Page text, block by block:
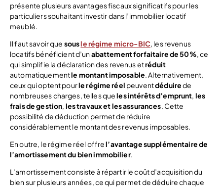
présente plusieurs avantages fiscaux significatifs pour les
particuliers souhaitant investir dans l’immobilier locatif
meublé.
Il faut savoir que sousle régime micro-BIC, les revenus
locatifs bénéficient d’unabattement forfaitaire de 50%, ce
qui simplifie la déclaration des revenus etréduit
automatiquementle montant imposable. Alternativement,
ceux qui optent pourle régime réel peuventdéduirede
nombreuses charges, telles queles intérêts d’emprunt, les
frais de gestion, les travaux et les assurances. Cette
possibilité de déduction permet de réduire
considérablement le montant des revenus imposables.
En outre, le régime réel offrel’avantage supplémentaire de
l’amortissement du bien immobilier.
L’amortissement consiste à répartir le coût d’acquisition du
bien sur plusieurs années, ce qui permet de déduire chaque